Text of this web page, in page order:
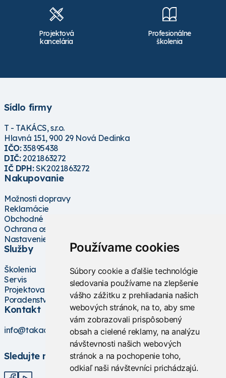
Používame cookies
Súbory cookie a ďalšie technológie
sledovania používame na zlepšenie
vášho zážitku z prehliadania našich
webových stránok, na to, aby sme
vám zobrazovali prispôsobený
obsah a cielené reklamy, na analýzu
návštevnosti našich webových
stránok a na pochopenie toho,
odkiaľ naši návštevníci prichádzajú.
Projektová
kancelária
Profesionálne
školenia
Sídlo firmy
T - TAKÁCS, s.r.o.
Hlavná 151, 900 29 Nová Dedinka
IČO:35895438
DIČ:2021863272
IČ DPH:SK2021863272
Nakupovanie
Možnosti dopravy
Reklamácie
Obchodné podmienky
Ochrana osobných údajov
Nastavenie cookies
Služby
Školenia
Servis
Projektovanie
Poradenstvo
Kontakt
info@takacs.sk
Sledujte nás